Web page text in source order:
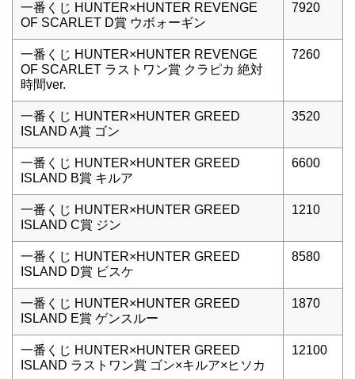
一番くじ HUNTER×HUNTER REVENGE
OF SCARLET D賞 ウボォーギン
7920
一番くじ HUNTER×HUNTER REVENGE
OF SCARLET ラストワン賞 クラピカ 絶対
時間ver.
7260
一番くじ HUNTER×HUNTER GREED
ISLAND A賞 ゴン
3520
一番くじ HUNTER×HUNTER GREED
ISLAND B賞 キルア
6600
一番くじ HUNTER×HUNTER GREED
ISLAND C賞 ジン
1210
一番くじ HUNTER×HUNTER GREED
ISLAND D賞 ビスケ
8580
一番くじ HUNTER×HUNTER GREED
ISLAND E賞 ゲンスルー
1870
一番くじ HUNTER×HUNTER GREED
ISLAND ラストワン賞 ゴン×キルア×ヒソカ
12100